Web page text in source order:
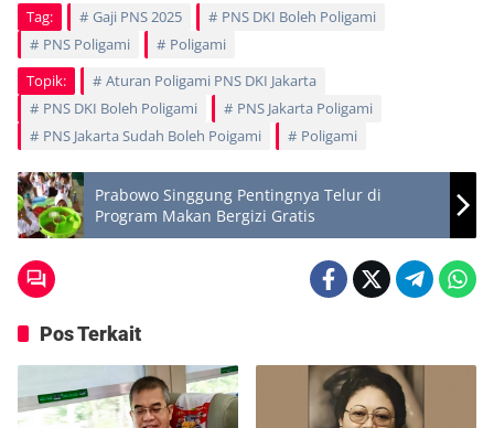
Tag: Gaji PNS 2025
PNS DKI Boleh Poligami
PNS Poligami
Poligami
Topik:
Aturan Poligami PNS DKI Jakarta
PNS DKI Boleh Poligami
PNS Jakarta Poligami
PNS Jakarta Sudah Boleh Poigami
Poligami
Prabowo Singgung Pentingnya Telur di
Program Makan Bergizi Gratis
Pos Terkait